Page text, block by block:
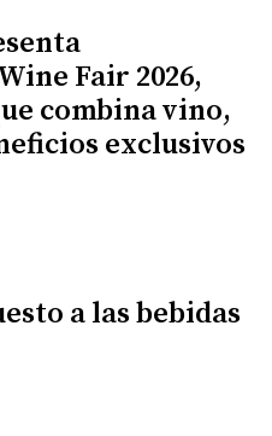
Fair 2026,
combina vino,
exclusivos
a las bebidas